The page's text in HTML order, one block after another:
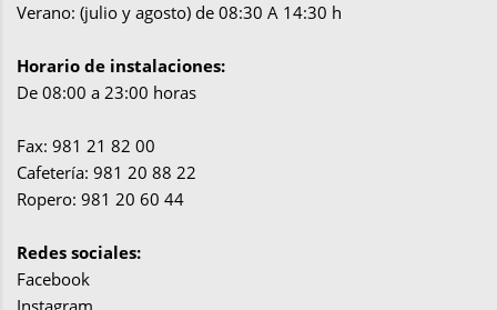
Verano: (julio y agosto) de 08:30 A 14:30 h
Horario de instalaciones:
De 08:00 a 23:00 horas
Fax: 981 21 82 00
Cafetería: 981 20 88 22
Ropero: 981 20 60 44
Redes sociales:
Facebook